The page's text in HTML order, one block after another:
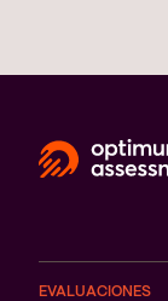
EVALUACIONES